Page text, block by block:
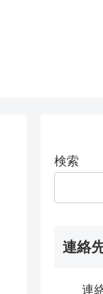
検索
連絡
連